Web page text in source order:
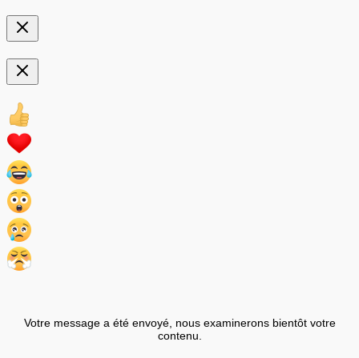
Votre message a été envoyé, nous examinerons bientôt votre
contenu.